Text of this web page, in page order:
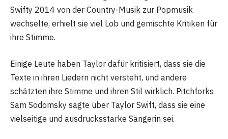
Swifty 2014 von der Country-Musik zur Popmusik
wechselte, erhielt sie viel Lob und gemischte Kritiken für
ihre Stimme.
Einige Leute haben Taylor dafür kritisiert, dass sie die
Texte in ihren Liedern nicht versteht, und andere
schätzten ihre Stimme und ihren Stil wirklich. Pitchforks
Sam Sodomsky sagte über Taylor Swift, dass sie eine
vielseitige und ausdrucksstarke Sängerin sei.